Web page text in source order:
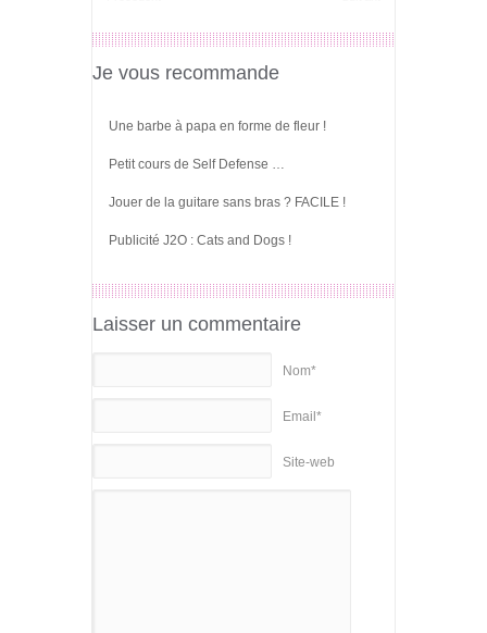
Je vous recommande
Une barbe à papa en forme de fleur !
Petit cours de Self Defense …
Jouer de la guitare sans bras ? FACILE !
Publicité J2O : Cats and Dogs !
Laisser un commentaire
Nom*
Email*
Site-web